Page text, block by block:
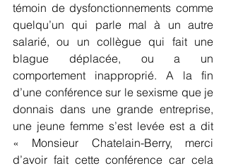
témoin de dysfonctionnements comme
quelqu’un qui parle mal à un autre
salarié, ou un collègue qui fait une
blague déplacée, ou a un
comportement inapproprié. A la fin
d’une conférence sur le sexisme que je
donnais dans une grande entreprise,
une jeune femme s’est levée est a dit
« Monsieur Chatelain-Berry, merci
d’avoir fait cette conférence car cela